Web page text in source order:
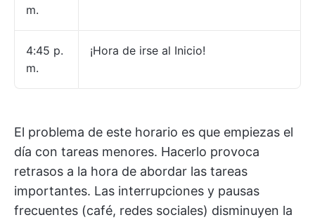
m.
4:45 p.
m.
¡Hora de irse al Inicio!
El problema de este horario es que empiezas el
día con tareas menores. Hacerlo provoca
retrasos a la hora de abordar las tareas
importantes. Las interrupciones y pausas
frecuentes (café, redes sociales) disminuyen la